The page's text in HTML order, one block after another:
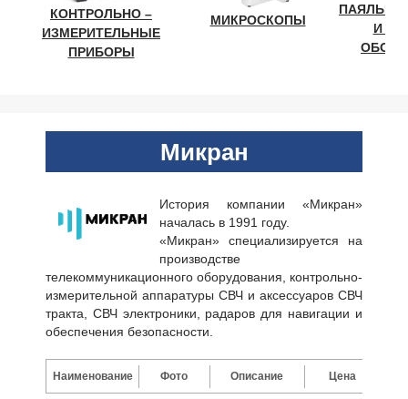
КОНТРОЛЬНО –
ИЗМЕРИТЕЛЬНЫЕ
ПРИБОРЫ
МИКРОСКОПЫ
И
Микран
История компании «Микран»
началась в 1991 году.
«Микран» специализируется на
производстве
телекоммуникационного оборудования, контрольно-
измерительной аппаратуры СВЧ и аксессуаров СВЧ
тракта, СВЧ электроники, радаров для навигации и
обеспечения безопасности.
Наименование Фото Описание Цена